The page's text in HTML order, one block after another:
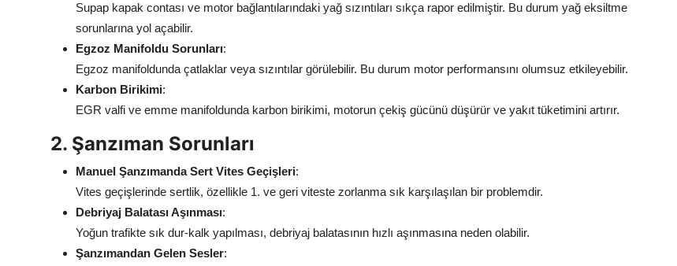
Supap kapak contası ve motor bağlantılarındaki yağ sızıntıları sıkça rapor edilmiştir. Bu durum yağ eksiltme
sorunlarına yol açabilir.
Egzoz Manifoldu Sorunları:
Egzoz manifoldunda çatlaklar veya sızıntılar görülebilir. Bu durum motor performansını olumsuz etkileyebilir.
Karbon Birikimi:
EGR valfi ve emme manifoldunda karbon birikimi, motorun çekiş gücünü düşürür ve yakıt tüketimini artırır.
2. Şanzıman Sorunları
Manuel Şanzımanda Sert Vites Geçişleri:
Vites geçişlerinde sertlik, özellikle 1. ve geri viteste zorlanma sık karşılaşılan bir problemdir.
Debriyaj Balatası Aşınması:
Yoğun trafikte sık dur-kalk yapılması, debriyaj balatasının hızlı aşınmasına neden olabilir.
Şanzımandan Gelen Sesler: